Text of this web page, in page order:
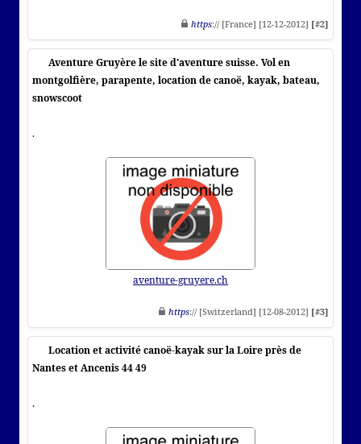
https:// [France] [12-12-2012] [#2]
Aventure Gruyère le site d'aventure suisse. Vol en
montgolfière, parapente, location de canoë, kayak, bateau,
snowscoot
.
aventure-gruyere.ch
https:// [Switzerland] [12-08-2012] [#3]
Location et activité canoë-kayak sur la Loire près de
Nantes et Ancenis 44 49
.